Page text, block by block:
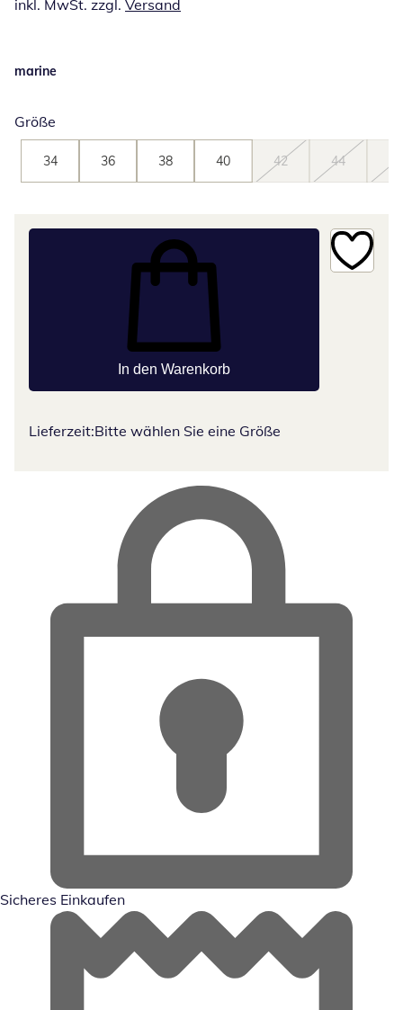
inkl. MwSt. zzgl. Versand
marine
Größe
34 36 38 40 42 44
In den Warenkorb
Lieferzeit:Bitte wählen Sie eine Größe
Sicheres Einkaufen